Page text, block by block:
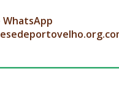
WhatsApp